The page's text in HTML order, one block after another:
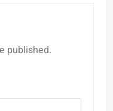
published.